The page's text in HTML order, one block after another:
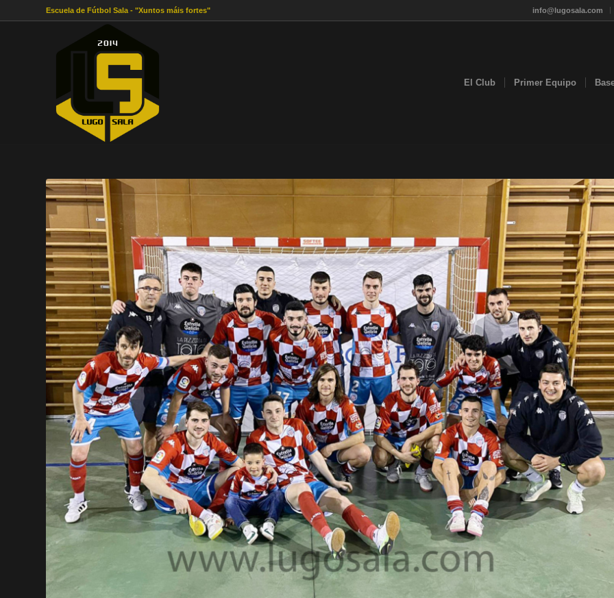
info@lugosala.com
Escuela de Fútbol Sala - "Xuntos máis fortes"
El Club Primer Equipo